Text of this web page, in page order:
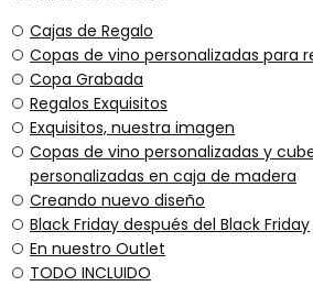
Cajas de Regalo
Copas de vino personalizadas para
Copa Grabada
Regalos Exquisitos
Exquisitos, nuestra imagen
Copas de vino personalizadas y
personalizadas en caja de madera
Creando nuevo diseño
Black Friday después del Black Friday
En nuestro Outlet
TODO INCLUIDO